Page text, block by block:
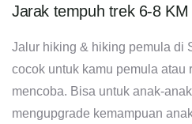
Jarak tempuh trek 6-8
Jalur hiking & hiking pemula di
cocok untuk kamu pemula atau
mencoba. Bisa untuk anak-
mengupgrade kemampuan